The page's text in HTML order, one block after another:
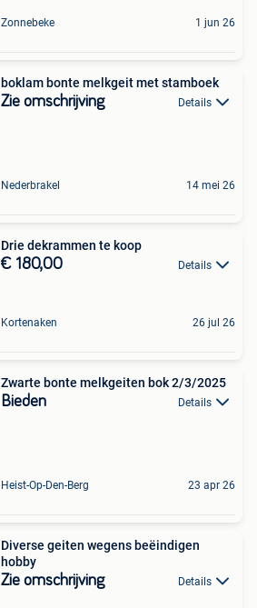
Zonnebeke 1 jun 26
boklam bonte melkgeit met stamboek
Zie omschrijving Details
Nederbrakel 14 mei 26
Drie dekrammen te koop
€ 180,00 Details
Kortenaken 26 jul 26
Zwarte bonte melkgeiten bok 2/3/2025
Bieden Details
Heist-Op-Den-Berg 23 apr 26
Diverse geiten wegens beëindigen
hobby
Zie omschrijving Details